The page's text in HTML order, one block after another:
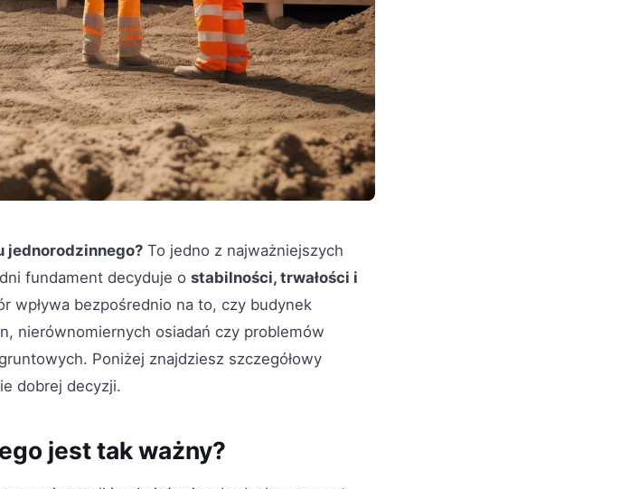
jednorodzinnego? To jedno z najważniejszych
fundament decyduje o stabilności, trwałości i
wpływa bezpośrednio na to, czy budynek
nierównomiernych osiadań czy problemów
Poniżej znajdziesz szczegółowy
dobrej decyzji.
jest tak ważny?